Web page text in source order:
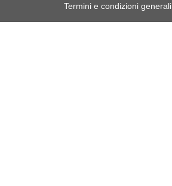
Termini e condizioni generali